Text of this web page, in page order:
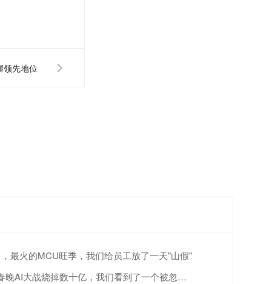
领先地位
最火的MCU旺季，我们给员工放了一天"山假"
当春晚AI大战烧掉数十亿，我们看到了一个被忽视的真相